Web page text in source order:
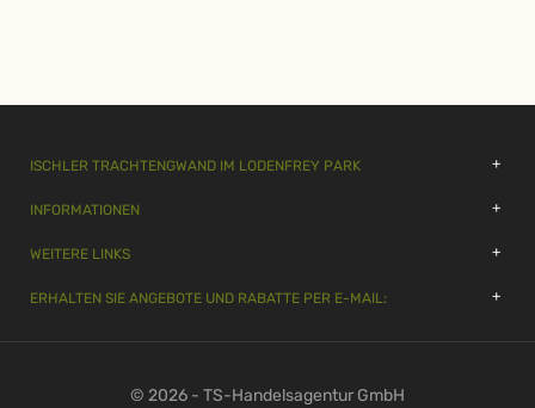
ISCHLER TRACHTENGWAND IM LODENFREY PARK
INFORMATIONEN
WEITERE LINKS
ERHALTEN SIE ANGEBOTE UND RABATTE PER E-MAIL:
© 2026 - TS-Handelsagentur GmbH